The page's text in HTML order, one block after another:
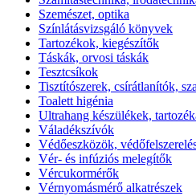
Szemészet, optika
Színlátásvizsgáló könyvek
Tartozékok, kiegészítők
Táskák, orvosi táskák
Tesztcsíkok
Tisztítószerek, csírátlanítók,
Toalett higénia
Ultrahang készülékek,
Váladékszívók
Védőeszközök,
Vér- és infúziós melegítők
Vércukormérők
Vérnyomásmérő alkatrészek